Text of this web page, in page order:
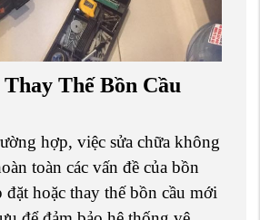
Thế Bồn Cầu
hợp, việc sửa chữa không
toàn các vấn đề của bồn
hoặc thay thế bồn cầu mới